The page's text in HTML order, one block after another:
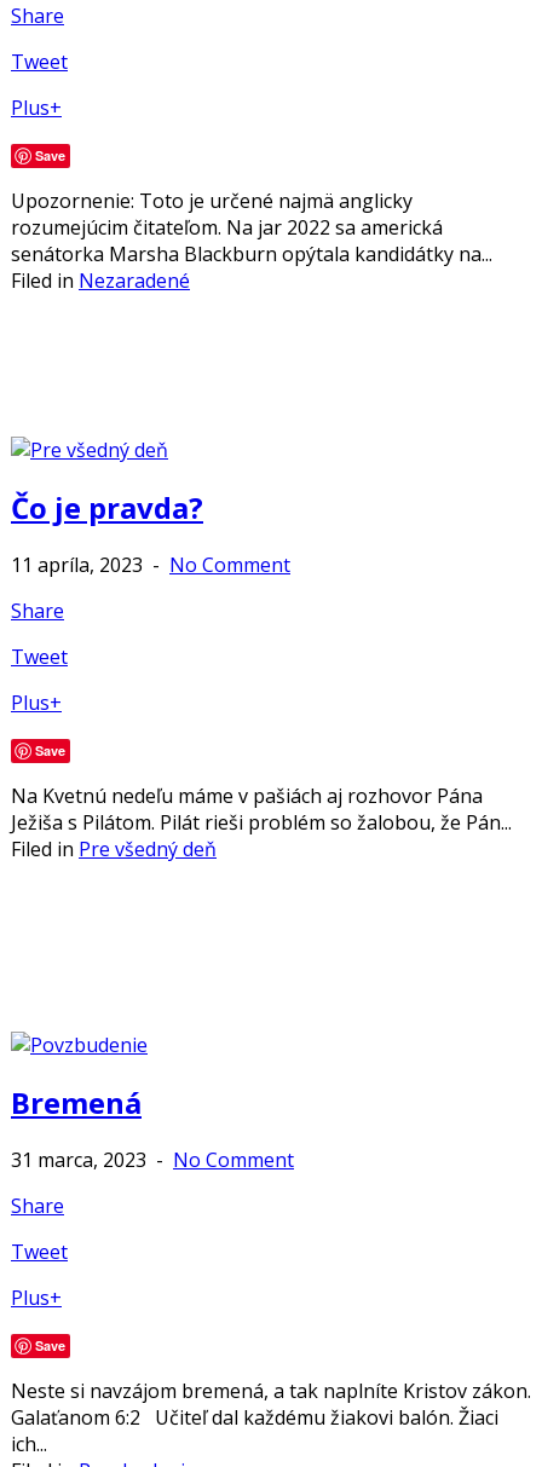
Share
Tweet
Plus+
Save
Upozornenie: Toto je určené najmä anglicky
rozumejúcim čitateľom. Na jar 2022 sa americká
senátorka Marsha Blackburn opýtala kandidátky na...
Filed in Nezaradené
Čo je pravda?
11 apríla, 2023 - No Comment
Share
Tweet
Plus+
Save
Na Kvetnú nedeľu máme v pašiách aj rozhovor Pána
Ježiša s Pilátom. Pilát rieši problém so žalobou, že Pán...
Filed in Pre všedný deň
Bremená
31 marca, 2023 - No Comment
Share
Tweet
Plus+
Save
Neste si navzájom bremená, a tak naplníte Kristov zákon.
Galaťanom 6:2 Učiteľ dal každému žiakovi balón. Žiaci
ich...